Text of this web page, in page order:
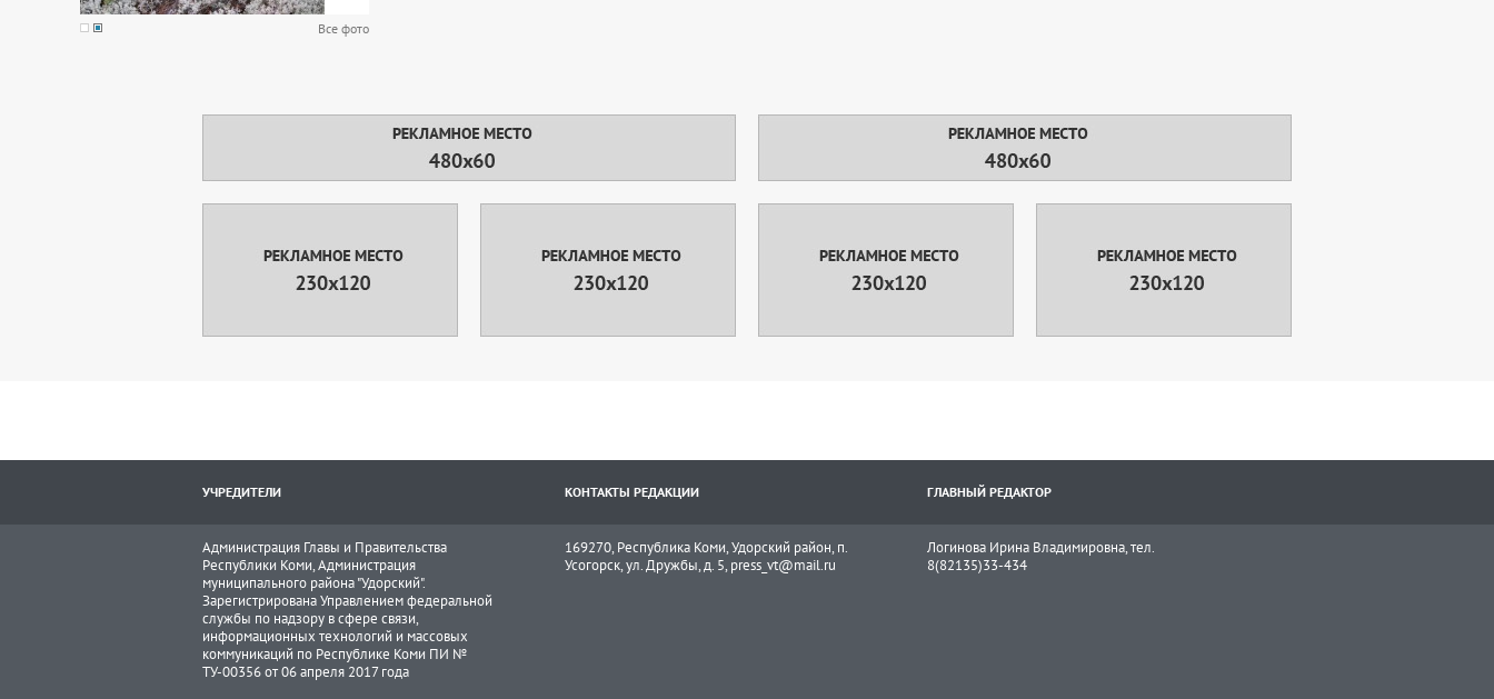
Все фото
УЧРЕДИТЕЛИ КОНТАКТЫ РЕДАКЦИИ ГЛАВНЫЙ РЕДАКТОР
Администрация Главы и Правительства
Республики Коми, Администрация
муниципального района "Удорский".
Зарегистрирована Управлением федеральной
службы по надзору в сфере связи,
информационных технологий и массовых
коммуникаций по Республике Коми ПИ №
ТУ-00356 от 06 апреля 2017 года
169270, Республика Коми, Удорский район, п.
Усогорск, ул. Дружбы, д. 5, press_vt@mail.ru
Логинова Ирина Владимировна, тел.
8(82135)33-434